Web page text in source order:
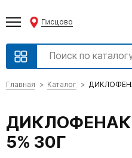
Писцово
Главная Каталог
5% 30Г